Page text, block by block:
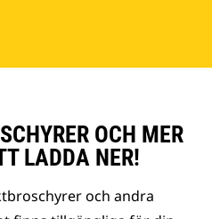
OCH MER
LADDA NER!
och andra